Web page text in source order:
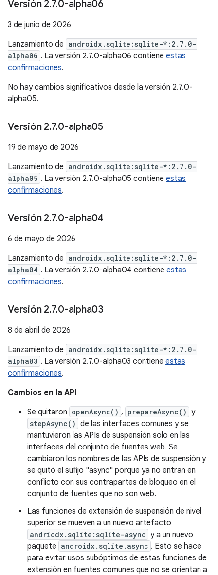
Versión 2.7.0-alpha06
3 de junio de 2026
Lanzamiento de androidx.sqlite:sqlite-*:2.7.0-
alpha06 . La versión 2.7.0-alpha06 contiene estas
confirmaciones.
No hay cambios significativos desde la versión 2.7.0-
alpha05.
Versión 2.7.0-alpha05
19 de mayo de 2026
Lanzamiento de androidx.sqlite:sqlite-*:2.7.0-
alpha05 . La versión 2.7.0-alpha05 contiene estas
confirmaciones.
Versión 2.7.0-alpha04
6 de mayo de 2026
Lanzamiento de androidx.sqlite:sqlite-*:2.7.0-
alpha04 . La versión 2.7.0-alpha04 contiene estas
confirmaciones.
Versión 2.7.0-alpha03
8 de abril de 2026
Lanzamiento de androidx.sqlite:sqlite-*:2.7.0-
alpha03 . La versión 2.7.0-alpha03 contiene estas
confirmaciones.
Cambios en la API
Se quitaron openAsync() , prepareAsync() y
stepAsync() de las interfaces comunes y se
mantuvieron las APIs de suspensión solo en las
interfaces del conjunto de fuentes web. Se
cambiaron los nombres de las APIs de suspensión y
se quitó el sufijo "async" porque ya no entran en
conflicto con sus contrapartes de bloqueo en el
conjunto de fuentes que no son web.
Las funciones de extensión de suspensión de nivel
superior se mueven a un nuevo artefacto
andriodx.sqlite:sqlite-async y a un nuevo
paquete androidx.sqlite.async . Esto se hace
para evitar usos subóptimos de estas funciones de
extensión en fuentes comunes que no se orientan a